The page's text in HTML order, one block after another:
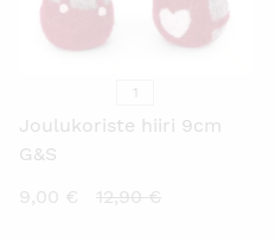
1
Joulukoriste hiiri 9cm
G&S
9,00 €
Nykyinen
12,90€